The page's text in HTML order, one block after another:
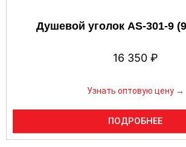
Душевой уголок AS-301-9
16 350 ₽
Узнать оптовую цену →
ПОДРОБНЕЕ